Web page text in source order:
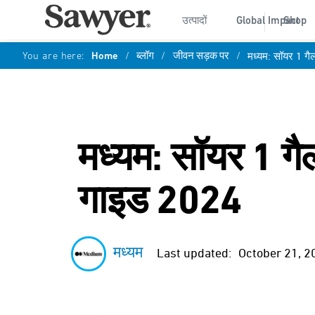
उत्पादों Global Impact
Shop
You are here: Home / ब्लॉग / जीवन सड़क पर / मध्यम: सॉयर 1
मध्यम: सॉयर 1
गाइड 2024
मध्यम Last updated: October 21,